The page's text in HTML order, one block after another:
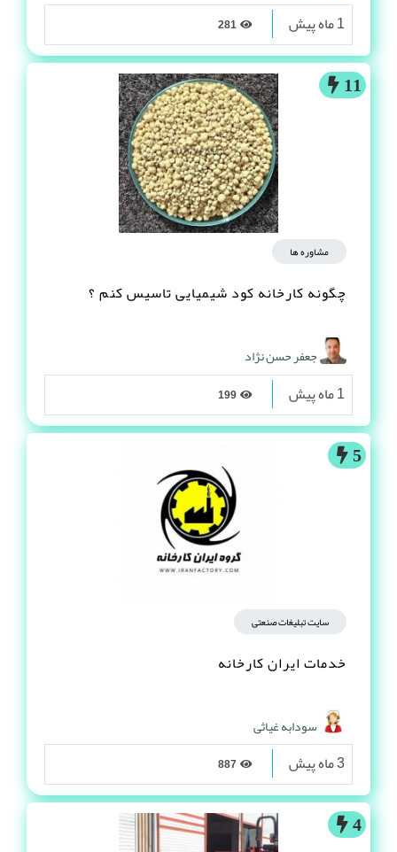
1 ماه پیش
11
مشاوره ها
چگونه کارخانه کود شیمیایی تاسیس کنم ؟
جعفر حسن نژاد
1 ماه پیش
5
سایت تبلیغات صنعتی
خدمات ایران کارخانه
سودابه غیاثی
3 ماه پیش
4